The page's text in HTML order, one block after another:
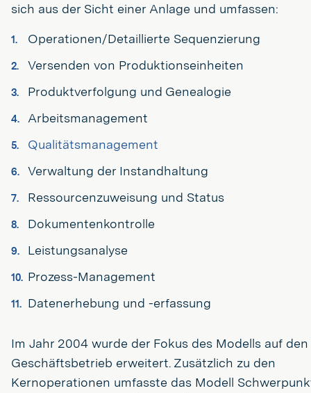
sich aus der Sicht einer Anlage und umfassen:
Operationen/Detaillierte Sequenzierung
Versenden von Produktionseinheiten
Produktverfolgung und Genealogie
Arbeitsmanagement
Qualitätsmanagement
Verwaltung der Instandhaltung
Ressourcenzuweisung und Status
Dokumentenkontrolle
Leistungsanalyse
Prozess-Management
Datenerhebung und -erfassung
Im Jahr 2004 wurde der Fokus des Modells auf den
Geschäftsbetrieb erweitert. Zusätzlich zu den
Kernoperationen umfasste das Modell